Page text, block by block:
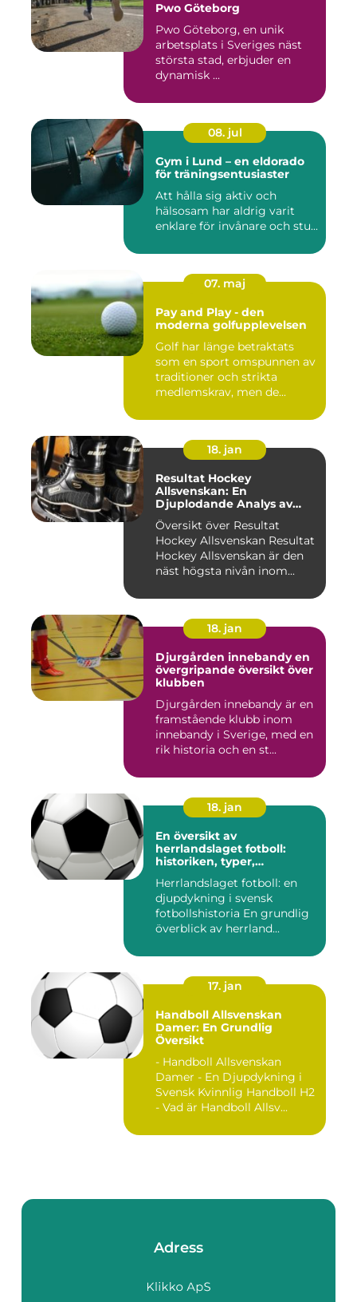
Pwo Göteborg
Pwo Göteborg, en unik
arbetsplats i Sveriges näst
största stad, erbjuder en
dynamisk ...
08. jul
Gym i Lund – en eldorado
för träningsentusiaster
Att hålla sig aktiv och
hälsosam har aldrig varit
enklare för invånare och stu...
07. maj
Pay and Play - den
moderna golfupplevelsen
Golf har länge betraktats
som en sport omspunnen av
traditioner och strikta
medlemskrav, men de...
18. jan
Resultat Hockey
Allsvenskan: En
Djuplodande Analys av
Sveriges Mest Populära
Ishockeyliga
Översikt över Resultat
Hockey Allsvenskan Resultat
Hockey Allsvenskan är den
näst högsta nivån inom...
18. jan
Djurgården innebandy en
övergripande översikt över
klubben
Djurgården innebandy är en
framstående klubb inom
innebandy i Sverige, med en
rik historia och en st...
18. jan
En översikt av
herrlandslaget fotboll:
historiken, typer,
Herrlandslaget fotboll: en
djupdykning i svensk
fotbollshistoria En grundlig
överblick av herrland...
17. jan
Handboll Allsvenskan
Damer: En Grundlig
Översikt
- Handboll Allsvenskan
Damer - En Djupdykning i
Svensk Kvinnlig Handboll H2
- Vad är Handboll Allsv...
Adress